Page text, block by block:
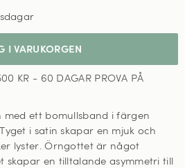
I VARUKORGEN
KR - 60 DAGAR PROVA PÅ
med ett bomullsband i färgen
i satin skapar en mjuk och
lyster. Örngottet är något
skapar en tilltalande asymmetri till